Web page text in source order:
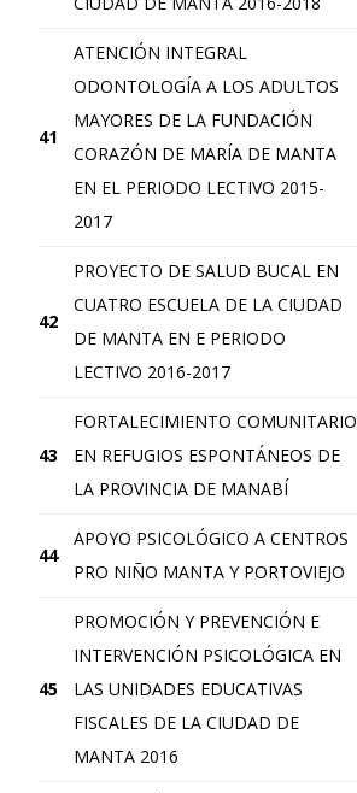
41
ATENCIÓN INTEGRAL
ODONTOLOGÍA A LOS ADULTOS
MAYORES DE LA FUNDACIÓN
CORAZÓN DE MARÍA DE MANTA
EN EL PERIODO LECTIVO 2015-
2017
42
PROYECTO DE SALUD BUCAL EN
CUATRO ESCUELA DE LA CIUDAD
DE MANTA EN E PERIODO
LECTIVO 2016-2017
43
FORTALECIMIENTO COMUNITARIO
EN REFUGIOS ESPONTÁNEOS DE
LA PROVINCIA DE MANABÍ
44
APOYO PSICOLÓGICO A CENTROS
PRO NIÑO MANTA Y PORTOVIEJO
45
PROMOCIÓN Y PREVENCIÓN E
INTERVENCIÓN PSICOLÓGICA EN
LAS UNIDADES EDUCATIVAS
FISCALES DE LA CIUDAD DE
MANTA 2016